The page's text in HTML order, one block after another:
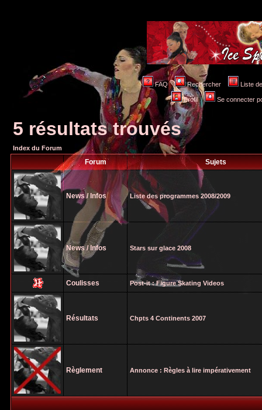
FAQ Rechercher Liste
Profil Se connecter
5 résultats trouvés
Index du Forum
Forum Sujets
News / Infos Liste des programmes 2008/2009
News / Infos Stars sur glace 2008
Coulisses Post-it : Figure Skating Videos
Résultats Chpts 4 Continents 2007
Règlement Annonce : Règles à lire impérativement